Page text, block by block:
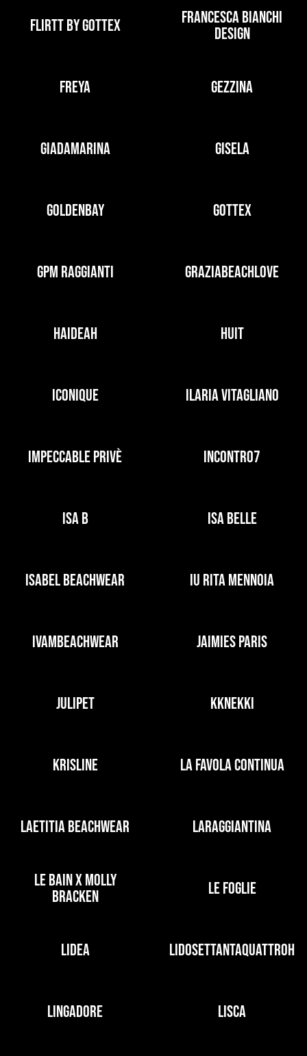
FLIRTT BY GOTTEX
FRANCESCA BIANCHI
DESIGN
FREYA GEZZINA
GIADAMARINA GISELA
GOLDENBAY GOTTEX
GPM RAGGIANTI GRAZIABEACHLOVE
HAIDEAH HUIT
ICONIQUE ILARIA VITAGLIANO
IMPECCABLE PRIVÈ INCONTRO7
ISA B ISA BELLE
ISABEL BEACHWEAR IU RITA MENNOIA
IVAMBEACHWEAR JAIMIES PARIS
JULIPET KKNEKKI
KRISLINE LA FAVOLA CONTINUA
LAETITIA BEACHWEAR LARAGGIANTINA
LE BAIN X MOLLY
BRACKEN
LE FOGLIE
LIDEA LIDOSETTANTAQUATTROH
LINGADORE LISCA